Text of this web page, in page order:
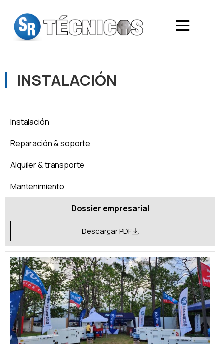
INSTALACIÓN
Instalación
Reparación & soporte
Alquiler & transporte
Mantenimiento
Dossier empresarial
Descargar PDF